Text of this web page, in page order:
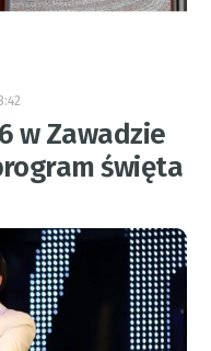
w Zawadzie
święta